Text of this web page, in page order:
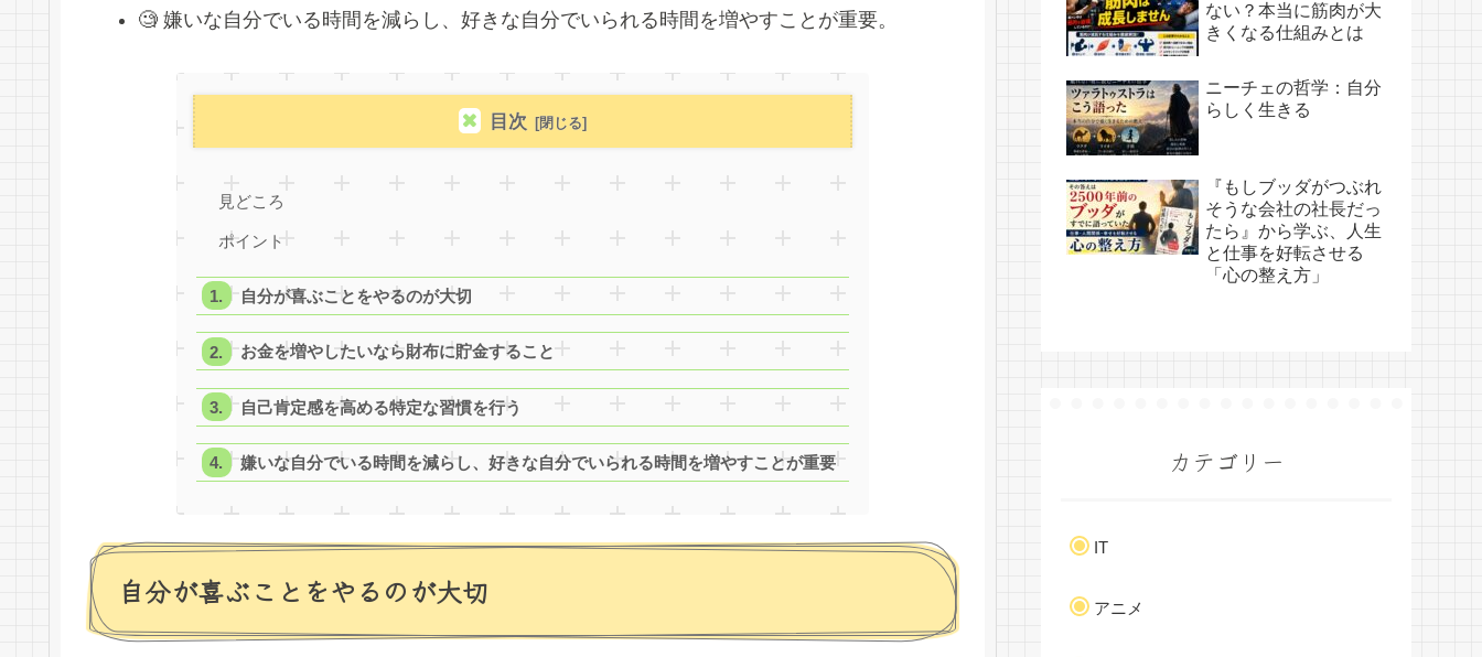
🧐 嫌いな自分でいる時間を減らし、好きな自分でいられる時間を増やすことが重要。
目次
見どころ
ポイント
自分が喜ぶことをやるのが大切
お金を増やしたいなら財布に貯金すること
自己肯定感を高める特定な習慣を行う
嫌いな自分でいる時間を減らし、好きな自分でいられる時間を増やすことが重要
自分が喜ぶことをやるのが大切
ない？本当に筋肉が大
きくなる仕組みとは
ニーチェの哲学：自分
らしく生きる
『もしブッダがつぶれ
そうな会社の社長だっ
たら』から学ぶ、人生
と仕事を好転させる
「心の整え方」
カテゴリー
IT
アニメ